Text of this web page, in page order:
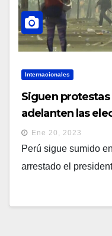
Internacionales
Siguen protestas
adelanten las
Ene 20, 2023
Perú sigue sumido
arrestado el